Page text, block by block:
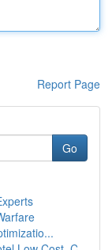
Report Page
Go